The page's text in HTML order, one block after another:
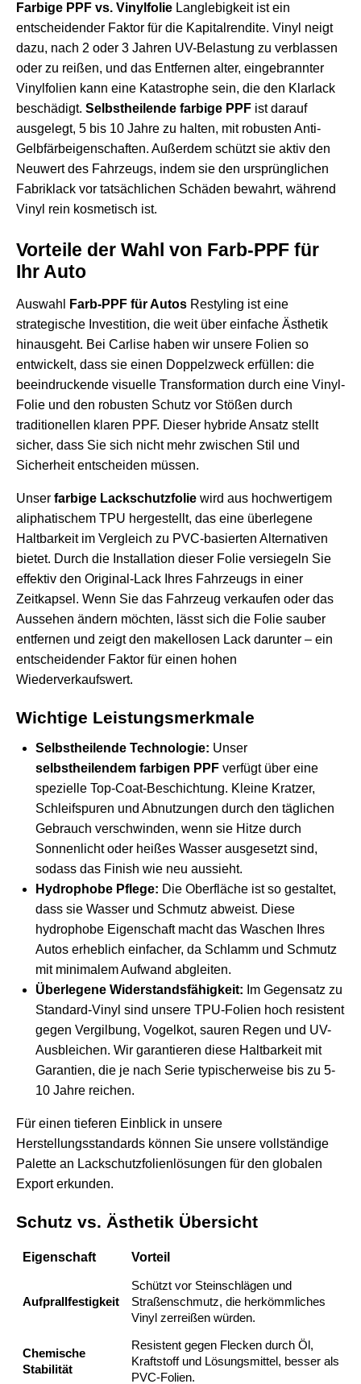
Farbige PPF vs. Vinylfolie Langlebigkeit ist ein
entscheidender Faktor für die Kapitalrendite. Vinyl neigt
dazu, nach 2 oder 3 Jahren UV-Belastung zu verblassen
oder zu reißen, und das Entfernen alter, eingebrannter
Vinylfolien kann eine Katastrophe sein, die den Klarlack
beschädigt. Selbstheilende farbige PPF ist darauf
ausgelegt, 5 bis 10 Jahre zu halten, mit robusten Anti-
Gelbfärbeigenschaften. Außerdem schützt sie aktiv den
Neuwert des Fahrzeugs, indem sie den ursprünglichen
Fabriklack vor tatsächlichen Schäden bewahrt, während
Vinyl rein kosmetisch ist.
Vorteile der Wahl von Farb-PPF für
Ihr Auto
Auswahl Farb-PPF für Autos Restyling ist eine
strategische Investition, die weit über einfache Ästhetik
hinausgeht. Bei Carlise haben wir unsere Folien so
entwickelt, dass sie einen Doppelzweck erfüllen: die
beeindruckende visuelle Transformation durch eine Vinyl-
Folie und den robusten Schutz vor Stößen durch
traditionellen klaren PPF. Dieser hybride Ansatz stellt
sicher, dass Sie sich nicht mehr zwischen Stil und
Sicherheit entscheiden müssen.
Unser farbige Lackschutzfolie wird aus hochwertigem
aliphatischem TPU hergestellt, das eine überlegene
Haltbarkeit im Vergleich zu PVC-basierten Alternativen
bietet. Durch die Installation dieser Folie versiegeln Sie
effektiv den Original-Lack Ihres Fahrzeugs in einer
Zeitkapsel. Wenn Sie das Fahrzeug verkaufen oder das
Aussehen ändern möchten, lässt sich die Folie sauber
entfernen und zeigt den makellosen Lack darunter – ein
entscheidender Faktor für einen hohen
Wiederverkaufswert.
Wichtige Leistungsmerkmale
Selbstheilende Technologie: Unser
selbstheilendem farbigen PPF verfügt über eine
spezielle Top-Coat-Beschichtung. Kleine Kratzer,
Schleifspuren und Abnutzungen durch den täglichen
Gebrauch verschwinden, wenn sie Hitze durch
Sonnenlicht oder heißes Wasser ausgesetzt sind,
sodass das Finish wie neu aussieht.
Hydrophobe Pflege: Die Oberfläche ist so gestaltet,
dass sie Wasser und Schmutz abweist. Diese
hydrophobe Eigenschaft macht das Waschen Ihres
Autos erheblich einfacher, da Schlamm und Schmutz
mit minimalem Aufwand abgleiten.
Überlegene Widerstandsfähigkeit: Im Gegensatz zu
Standard-Vinyl sind unsere TPU-Folien hoch resistent
gegen Vergilbung, Vogelkot, sauren Regen und UV-
Ausbleichen. Wir garantieren diese Haltbarkeit mit
Garantien, die je nach Serie typischerweise bis zu 5-
10 Jahre reichen.
Für einen tieferen Einblick in unsere
Herstellungsstandards können Sie unsere vollständige
Palette an Lackschutzfolienlösungen für den globalen
Export erkunden.
Schutz vs. Ästhetik Übersicht
Eigenschaft Vorteil
Aufprallfestigkeit
Schützt vor Steinschlägen und
Straßenschmutz, die herkömmliches
Vinyl zerreißen würden.
Chemische
Stabilität
Resistent gegen Flecken durch Öl,
Kraftstoff und Lösungsmittel, besser als
PVC-Folien.